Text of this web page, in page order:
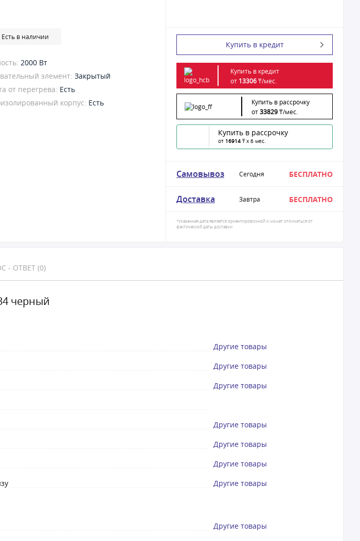
Есть в наличии
2000 Вт
элемент: Закрытый
от перегрева: Есть
корпус: Есть
Купить в кредит
Купить в кредит
от 13306₸/мес.
Купить в рассрочку
от33829₸/мес.
Купить в рассрочку
от 16914 ₸ x 6 мес.
Самовывоз Сегодня БЕСПЛАТНО
Доставка Завтра БЕСПЛАТНО
*Указанная дата является ориентировочной и может отличаться от
фактической даты доставки
- ОТВЕТ (0)
черный
Другие товары
Другие товары
Другие товары
Другие товары
Другие товары
Другие товары
Другие товары
Другие товары